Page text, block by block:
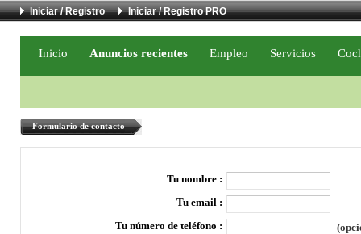
Iniciar / Registro Iniciar / Registro PRO
Inicio Anuncios recientes Empleo Servicios
Formulario de contacto
Tu nombre :
Tu email :
Tu número de teléfono :